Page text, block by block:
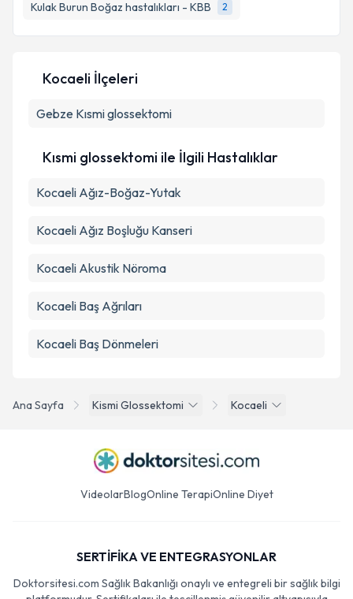
Kulak Burun Boğaz hastalıkları - KBB
2
bilgilendireceğiz.
E-posta Adresiniz
Kişisel verilerimin işlenmesine ilişkin
Takvim Talebini Gönder
Ana Sayfa Kismi Glossektomi Kocaeli
Kocaeli İlçeleri
Gebze Kısmi glossektomi
Kısmi glossektomi ile İlgili Hastalıklar
Kocaeli Ağız-Boğaz-Yutak
Kocaeli Ağız Boşluğu Kanseri
Kocaeli Akustik Nöroma
Kocaeli Baş Ağrıları
Kocaeli Baş Dönmeleri
VideolarBlogOnline TerapiOnline Diyet
SERTİFİKA VE ENTEGRASYONLAR
Doktorsitesi.com Sağlık Bakanlığı onaylı ve entegreli bir sağlık bilgi